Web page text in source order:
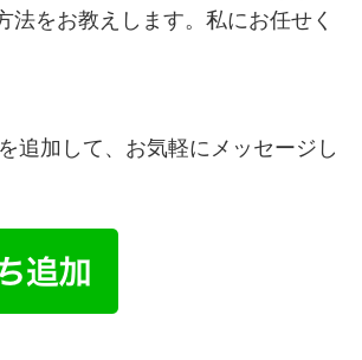
法をお教えします。私にお任せく
追加して、お気軽にメッセージし